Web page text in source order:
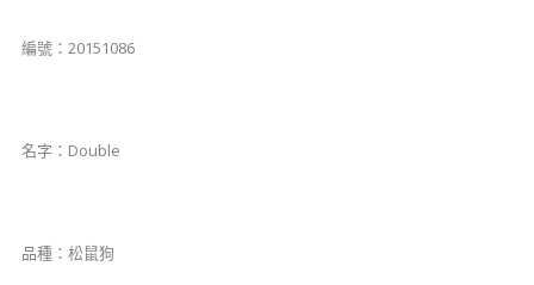
編號：20151086
名字：Double
品種：松鼠狗